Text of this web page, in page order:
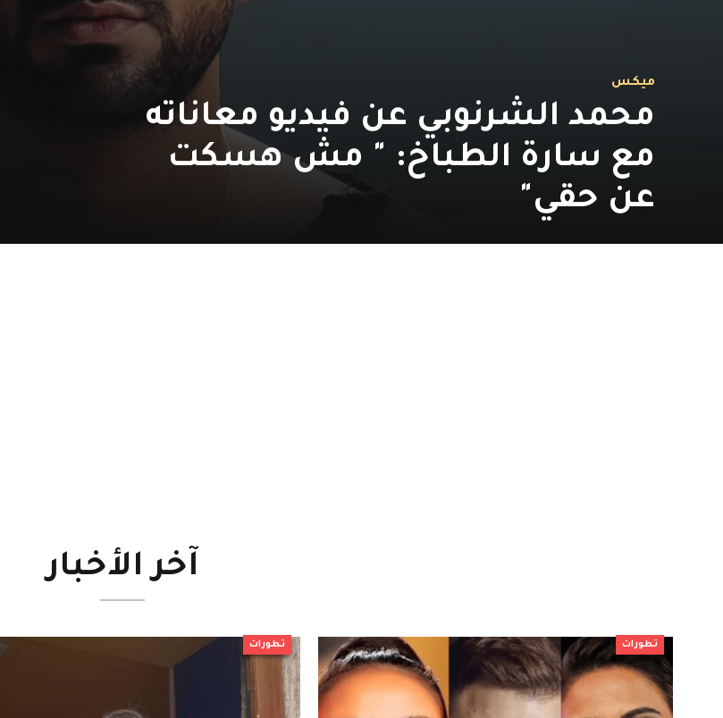
ميكس
محمد الشرنوبي عن فيديو معاناته
مع سارة الطباخ: " مش هسكت
عن حقي"
آخر الأخبار
تطورات تطورات